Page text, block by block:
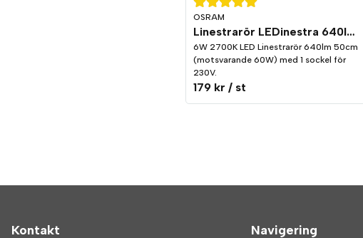
OSRAM
Linestrarör LEDinestra 640lm 1-sockel (S14d) 2700K
6W 2700K LED Linestrarör 640lm 50cm
(motsvarande 60W) med 1 sockel för
230V.
179 kr / st
Kontakt Navigering